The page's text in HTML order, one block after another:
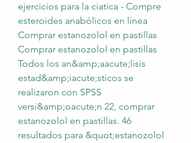
ejercicios para la ciatica - Compre
esteroides anabólicos en línea
Comprar estanozolol en pastillas
Comprar estanozolol en pastillas
Todos los an&amp;aacute;lisis
estad&amp;iacute;sticos se
realizaron con SPSS
versi&amp;oacute;n 22, comprar
estanozolol en pastillas. 46
resultados para &quot;estanozolol